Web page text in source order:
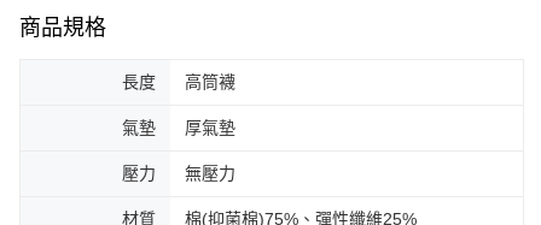
商品規格
長度 高筒襪
氣墊 厚氣墊
壓力 無壓力
材質 棉(抑菌棉)75%、彈性纖維25%